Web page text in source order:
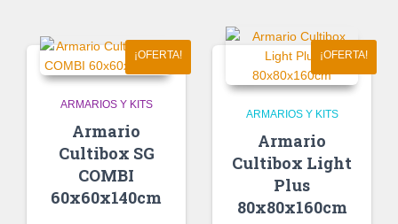
¡OFERTA!
ARMARIOS Y KITS
Armario
Cultibox SG
COMBI
60x60x140cm
¡OFERTA!
ARMARIOS Y KITS
Armario
Cultibox Light
Plus
80x80x160cm